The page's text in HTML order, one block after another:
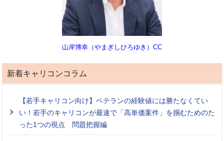
山岸博幸（やまぎしひろゆき）CC
新着キャリコンコラム
【若手キャリコン向け】ベテランの経験値には勝たなくてい
い！若手のキャリコンが最速で「高単価案件」を掴むためのた
った1つの視点 問題把握編